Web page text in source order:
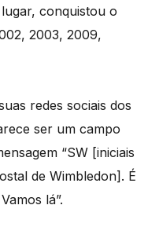
conquistou o
2003, 2009,
redes sociais dos
ser um campo
“SW [iniciais
de Wimbledon]. É
lá”.